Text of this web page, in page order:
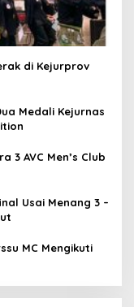
di Kejurprov
Medali Kejurnas
3 AVC Men’s Club
Usai Menang 3 –
MC Mengikuti